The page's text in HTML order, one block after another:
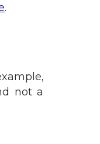
.
not a